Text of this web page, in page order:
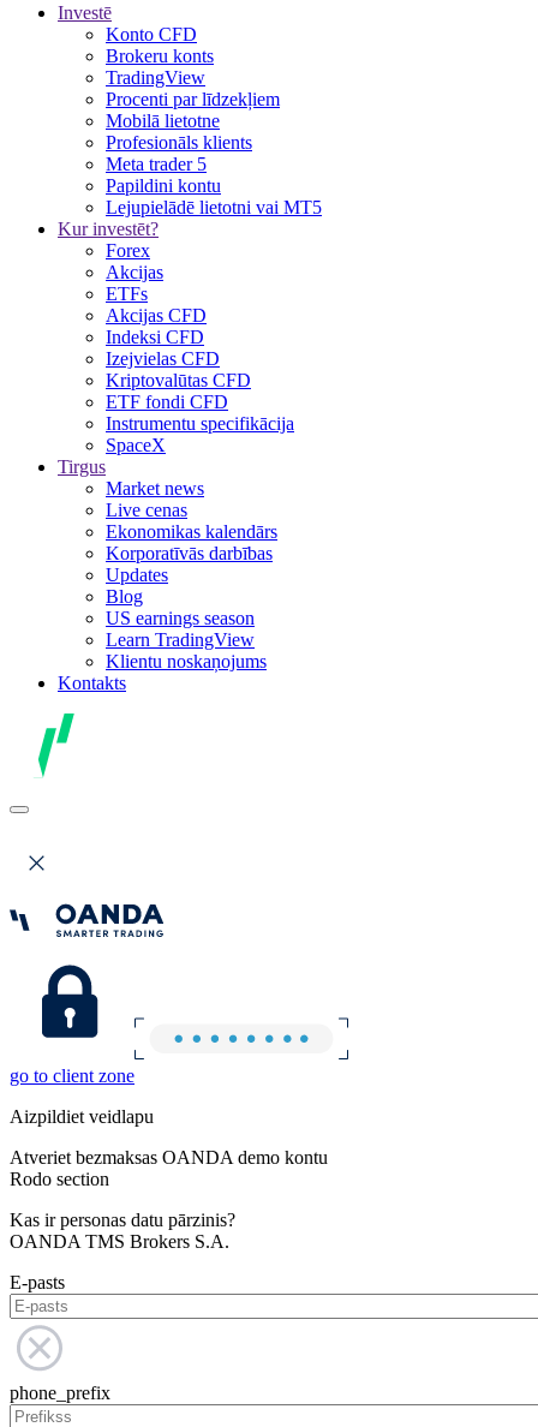
Investē
Konto CFD
Brokeru konts
TradingView
Procenti par līdzekļiem
Mobilā lietotne
Profesionāls klients
Meta trader 5
Papildini kontu
Lejupielādē lietotni vai MT5
Kur investēt?
Forex
Akcijas
ETFs
Akcijas CFD
Indeksi CFD
Izejvielas CFD
Kriptovalūtas CFD
ETF fondi CFD
Instrumentu specifikācija
SpaceX
Tirgus
Market news
Live cenas
Ekonomikas kalendārs
Korporatīvās darbības
Updates
Blog
US earnings season
Learn TradingView
Klientu noskaņojums
Kontakts
go to client zone
Aizpildiet veidlapu
Atveriet bezmaksas OANDA demo kontu
Rodo section
Kas ir personas datu pārzinis?
OANDA TMS Brokers S.A.
E-pasts
phone_prefix